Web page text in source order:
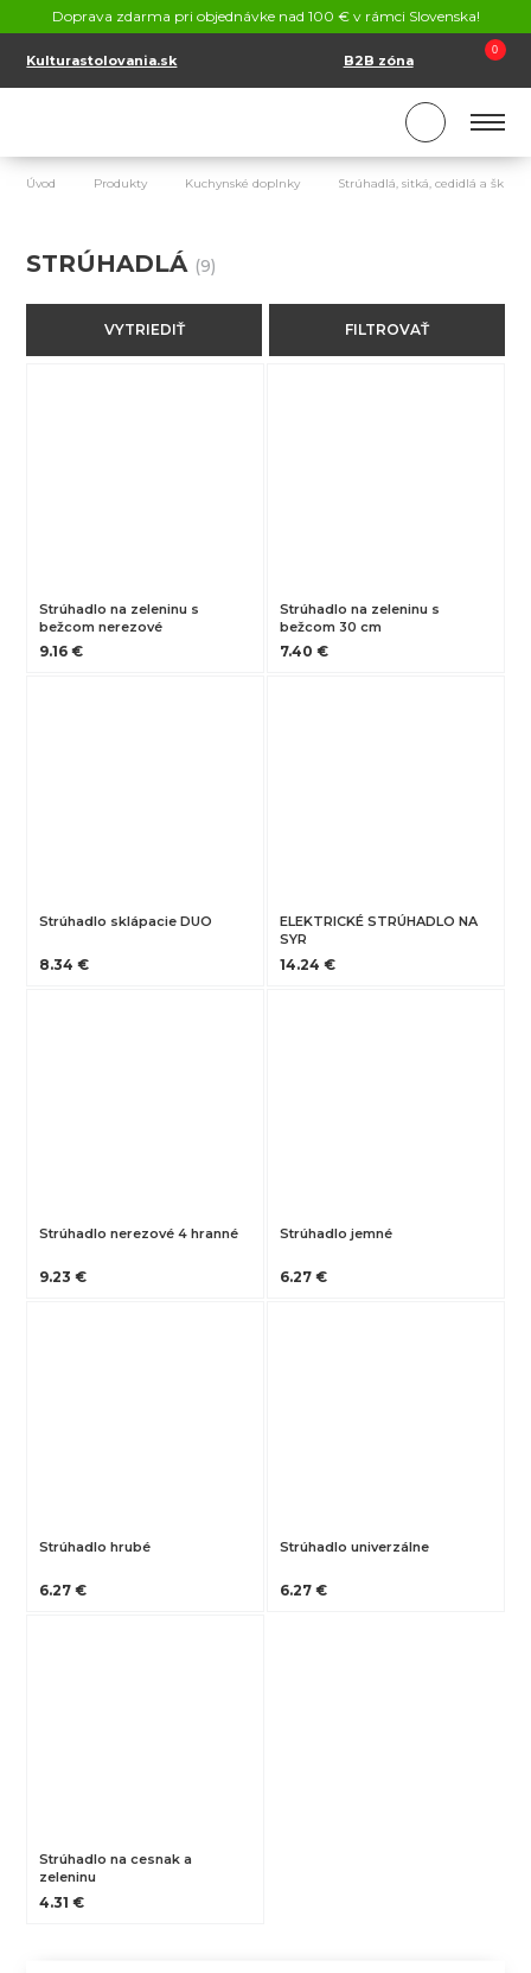
Doprava zdarma pri objednávke nad 100 € v rámci Slovenska!
Kulturastolovania.sk B2B zóna
0
SK
Úvod Produkty Kuchynské doplnky Strúhadlá, sitká, cedidlá a
STRÚHADLÁ (9)
VYTRIEDIŤ FILTROVAŤ
Strúhadlo na zeleninu s
bežcom nerezové
9.16 €
Strúhadlo na zeleninu s
bežcom 30 cm
7.40 €
Strúhadlo sklápacie DUO
8.34 €
ELEKTRICKÉ STRÚHADLO NA
SYR
14.24 €
Strúhadlo nerezové 4 hranné
9.23 €
Strúhadlo jemné
6.27 €
Strúhadlo hrubé
6.27 €
Strúhadlo univerzálne
6.27 €
Strúhadlo na cesnak a
zeleninu
4.31 €